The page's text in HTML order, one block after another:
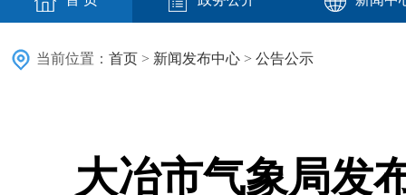
当前位置： 首页 > 新闻发布中心 > 公告公示
大冶市气象局发